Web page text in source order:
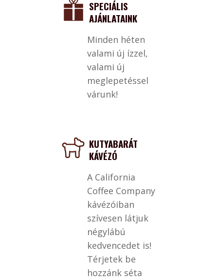
SPECIÁLIS
AJÁNLATAINK
Minden héten
valami új ízzel,
valami új
meglepetéssel
várunk!
KUTYABARÁT
KÁVÉZÓ
A California
Coffee Company
kávézóiban
szívesen látjuk
négylábú
kedvencedet is!
Térjetek be
hozzánk séta